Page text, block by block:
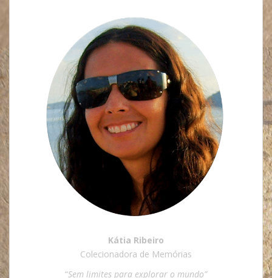
Kátia Ribeiro
Colecionadora de Memórias
“Sem limites para explorar o mundo”